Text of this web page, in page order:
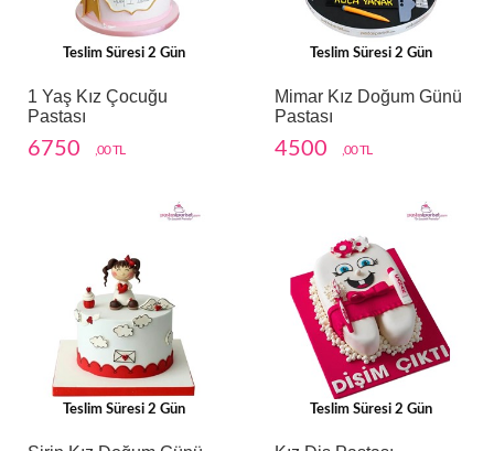
Teslim Süresi 2 Gün
1 Yaş Kız Çocuğu
Pastası
6750 ,00 TL
Teslim Süresi 2 Gün
Mimar Kız Doğum Günü
Pastası
4500 ,00 TL
Teslim Süresi 2 Gün Teslim Süresi 2 Gün